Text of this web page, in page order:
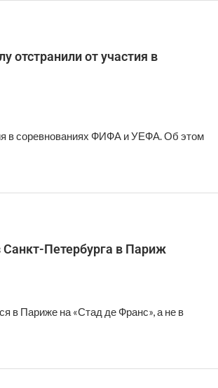
отстранили от участия в
в соревнованиях ФИФА и УЕФА. Об этом
Петербурга в Париж
в Париже на «Стад де Франс», а не в